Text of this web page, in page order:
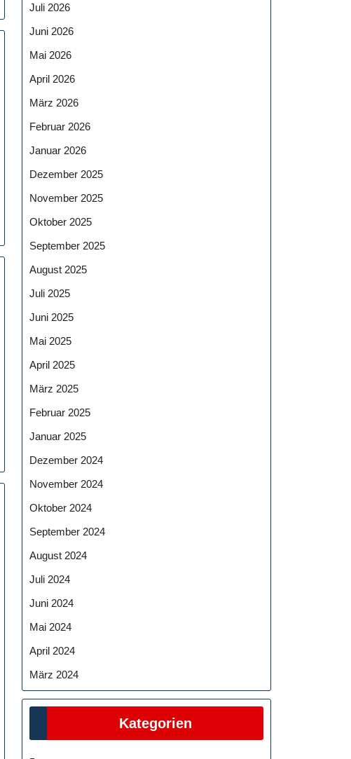
Juli 2026
Juni 2026
Mai 2026
April 2026
März 2026
Februar 2026
Januar 2026
Dezember 2025
November 2025
Oktober 2025
September 2025
August 2025
Juli 2025
Juni 2025
Mai 2025
April 2025
März 2025
Februar 2025
Januar 2025
Dezember 2024
November 2024
Oktober 2024
September 2024
August 2024
Juli 2024
Juni 2024
Mai 2024
April 2024
März 2024
Kategorien